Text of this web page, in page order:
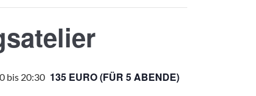
bis 20:30 135 EURO (FÜR 5 ABENDE)